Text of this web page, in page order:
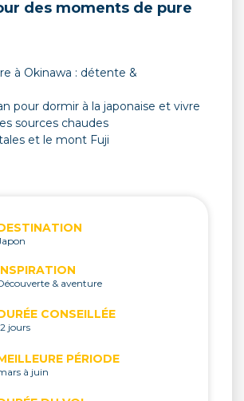
des moments de pure
à Okinawa : détente &
pour dormir à la japonaise et vivre
sources chaudes
et le mont Fuji
& aventure
CONSEILLÉE
jours
PÉRIODE
à juin